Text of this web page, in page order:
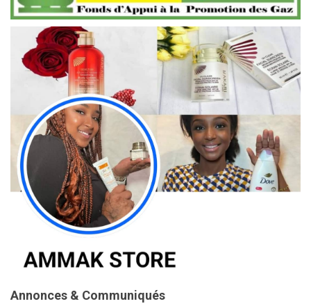
Annonces & Communiqués